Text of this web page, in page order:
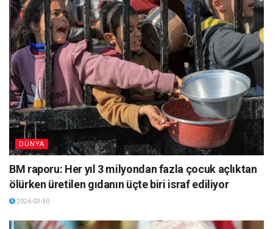
DÜNYA
BM raporu: Her yıl 3 milyondan fazla çocuk açlıktan
ölürken üretilen gıdanın üçte biri israf ediliyor
2026-03-30